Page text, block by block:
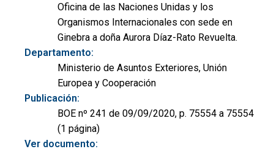
Oficina de las Naciones Unidas y los
Organismos Internacionales con sede en
Ginebra a doña Aurora Díaz-Rato Revuelta.
Departamento:
Ministerio de Asuntos Exteriores, Unión
Europea y Cooperación
Publicación:
BOE nº 241 de 09/09/2020, p. 75554 a 75554
(1 página)
Ver documento: